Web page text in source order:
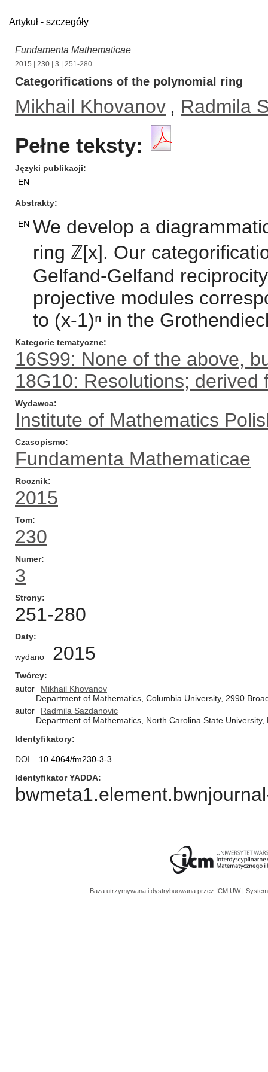
Artykuł - szczegóły
Fundamenta Mathematicae
2015 230 3 | 251-280
Categorifications of the polynomial ring
Mikhail Khovanov , Radmila
Pełne teksty:
Języki publikacji
EN
Abstrakty
EN We develop a
ring ℤ[x]. Our
Gelfand-Gelfand
projective modules
to (x-1)ⁿ in the
Kategorie tematyczne
16S99: None of the above,
18G10: Resolutions; derived
Wydawca
Institute of Mathematics
Czasopismo
Fundamenta Mathematicae
Rocznik
2015
Tom
230
Numer
3
Strony
251-280
Daty
wydano 2015
Twórcy
autor
Mikhail Khovanov
Department of Mathematics, Columbia University, 2990
autor
Radmila Sazdanovic
Department of Mathematics, North Carolina State
Identyfikatory
DOI
10.4064/fm230-3-3
Identyfikator YADDA
Baza utrzymywana i dystrybuowana przez ICM UW |